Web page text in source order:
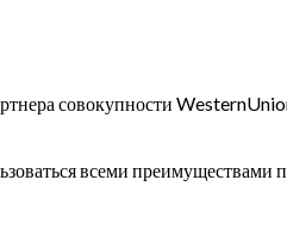
совокупности
всеми